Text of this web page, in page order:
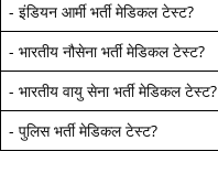
- इंडियन आर्मी भर्ती मेडिकल टेस्ट?
- भारतीय नौसेना भर्ती मेडिकल टेस्ट?
- भारतीय वायु सेना भर्ती मेडिकल टेस्ट?
- पुलिस भर्ती मेडिकल टेस्ट?